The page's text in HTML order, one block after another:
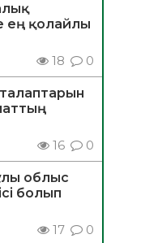
ең қолайлы
18 0
талаптарын
16 0
облыс
болып
17 0